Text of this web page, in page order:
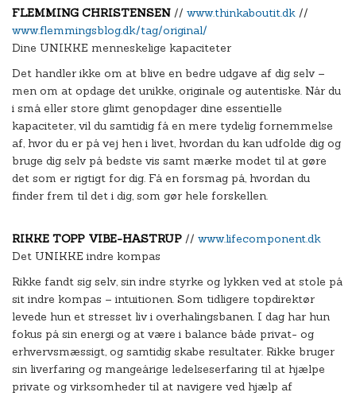
FLEMMING CHRISTENSEN // www.thinkaboutit.dk //
www.flemmingsblog.dk/tag/original/
Dine UNIKKE menneskelige kapaciteter
Det handler ikke om at blive en bedre udgave af dig selv –
men om at opdage det unikke, originale og autentiske. Når du
i små eller store glimt genopdager dine essentielle
kapaciteter, vil du samtidig få en mere tydelig fornemmelse
af, hvor du er på vej hen i livet, hvordan du kan udfolde dig og
bruge dig selv på bedste vis samt mærke modet til at gøre
det som er rigtigt for dig. Få en forsmag på, hvordan du
finder frem til det i dig, som gør hele forskellen.
RIKKE TOPP VIBE-HASTRUP // www.lifecomponent.dk
Det UNIKKE indre kompas
Rikke fandt sig selv, sin indre styrke og lykken ved at stole på
sit indre kompas – intuitionen. Som tidligere topdirektør
levede hun et stresset liv i overhalingsbanen. I dag har hun
fokus på sin energi og at være i balance både privat- og
erhvervsmæssigt, og samtidig skabe resultater. Rikke bruger
sin liverfaring og mangeårige ledelseserfaring til at hjælpe
private og virksomheder til at navigere ved hjælp af